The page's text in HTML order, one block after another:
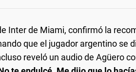
Inter de Miami, confirmó la
que el jugador argentino se
reveló un audio de Agüero